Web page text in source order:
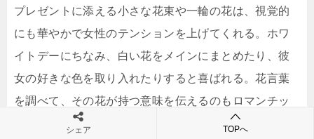
プレゼントに添える小さな花束や一輪の花は、視覚的
にも華やかで女性のテンションを上げてくれる。ホワ
イトデーにちなみ、白い花をメインにまとめたり、彼
女の好きな色を取り入れたりすると喜ばれる。花言葉
を調べて、その花が持つ意味を伝えるのもロマンチッ
シェア TOPへ